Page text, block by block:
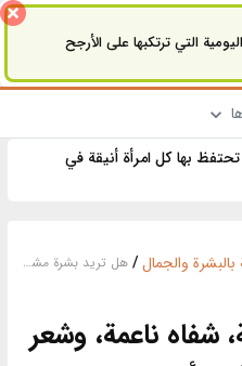
التي ترتكبها على الأرجح
تحتفظ بها كل امرأة أنيقة في
بالبشرة والجمال/ هل تريد بشرة مشعة، شفاه ناعمة، وشعر لامع؟ جرّب تناول هذه الأطعمة الشتوية!
ناعمة، وشعر